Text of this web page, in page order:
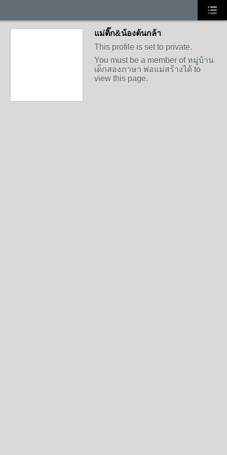
แม่ติ๊ก&น้องต้นกล้า
This profile is set to private.
You must be a member of หมู่บ้าน
เด็กสองภาษา พ่อแม่สร้างได้ to
view this page.